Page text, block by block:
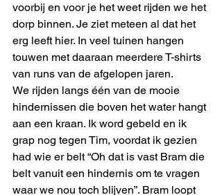
voorbij en voor je het weet rijden we het
dorp binnen. Je ziet meteen al dat het
erg leeft hier. In veel tuinen hangen
touwen met daaraan meerdere T-shirts
van runs van de afgelopen jaren.
We rijden langs één van de mooie
hindernissen die boven het water hangt
aan een kraan. Ik word gebeld en ik
grap nog tegen Tim, voordat ik gezien
had wie er belt “Oh dat is vast Bram die
belt vanuit een hindernis om te vragen
waar we nou toch blijven”. Bram loopt